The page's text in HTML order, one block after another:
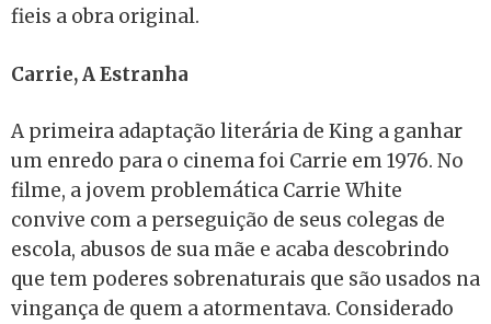
fieis a obra original.
Carrie, A Estranha
A primeira adaptação literária de King a ganhar
um enredo para o cinema foi Carrie em 1976. No
filme, a jovem problemática Carrie White
convive com a perseguição de seus colegas de
escola, abusos de sua mãe e acaba descobrindo
que tem poderes sobrenaturais que são usados na
vingança de quem a atormentava. Considerado